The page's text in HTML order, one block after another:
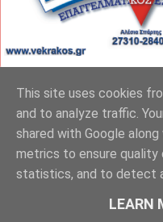
ΦΟΥΝΤΑΣ
This site uses cookies
and to analyze traffic.
shared with Google
metrics to ensure quality
statistics, and to detect
LEARN